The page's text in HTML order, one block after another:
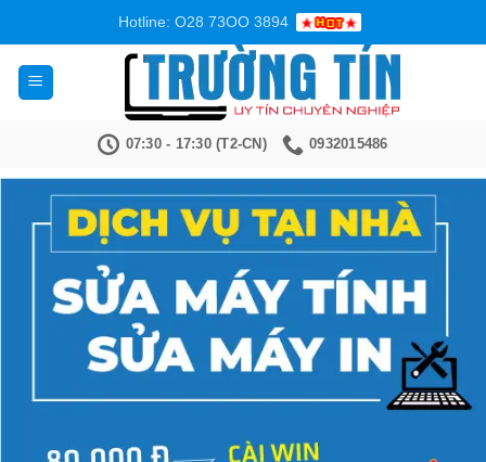
nội
dung
Hotline: O28 73OO 3894
07:30 - 17:30 (T2-CN) 0932015486